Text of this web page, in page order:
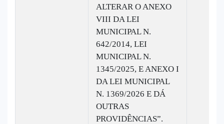
ALTERAR O ANEXO
VIII DA LEI
MUNICIPAL N.
642/2014, LEI
MUNICIPAL N.
1345/2025, E ANEXO I
DA LEI MUNICIPAL
N. 1369/2026 E DÁ
OUTRAS
PROVIDÊNCIAS”.